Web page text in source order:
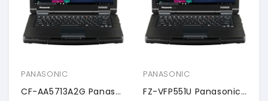
PANASONIC
CF-AA5713A2G Panasonic Spare Power Supply
PANASONIC
FZ-VFP551U Panasonic Finger Print Reader